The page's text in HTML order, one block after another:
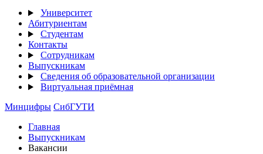
Университет
Абитуриентам
Студентам
Контакты
Сотрудникам
Выпускникам
Сведения об образовательной организации
Виртуальная приёмная
Минцифры СибГУТИ
Главная
Выпускникам
Вакансии